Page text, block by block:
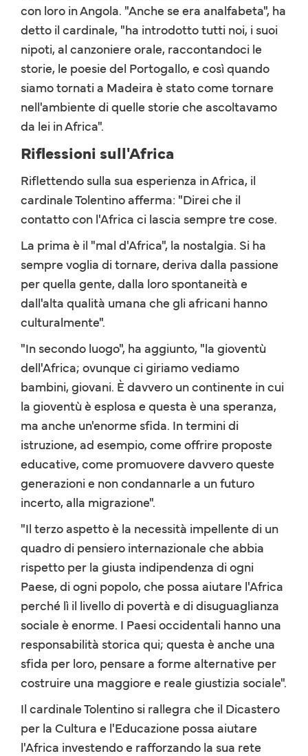
con loro in Angola. "Anche se era analfabeta", ha
detto il cardinale, "ha introdotto tutti noi, i suoi
nipoti, al canzoniere orale, raccontandoci le
storie, le poesie del Portogallo, e così quando
siamo tornati a Madeira è stato come tornare
nell'ambiente di quelle storie che ascoltavamo
da lei in Africa".
Riflessioni sull'Africa
Riflettendo sulla sua esperienza in Africa, il
cardinale Tolentino afferma: "Direi che il
contatto con l'Africa ci lascia sempre tre cose.
La prima è il "mal d'Africa", la nostalgia. Si ha
sempre voglia di tornare, deriva dalla passione
per quella gente, dalla loro spontaneità e
dall'alta qualità umana che gli africani hanno
culturalmente".
"In secondo luogo", ha aggiunto, "la gioventù
dell'Africa; ovunque ci giriamo vediamo
bambini, giovani. È davvero un continente in cui
la gioventù è esplosa e questa è una speranza,
ma anche un'enorme sfida. In termini di
istruzione, ad esempio, come offrire proposte
educative, come promuovere davvero queste
generazioni e non condannarle a un futuro
incerto, alla migrazione".
"Il terzo aspetto è la necessità impellente di un
quadro di pensiero internazionale che abbia
rispetto per la giusta indipendenza di ogni
Paese, di ogni popolo, che possa aiutare l'Africa
perché lì il livello di povertà e di disuguaglianza
sociale è enorme. I Paesi occidentali hanno una
responsabilità storica qui; questa è anche una
sfida per loro, pensare a forme alternative per
costruire una maggiore e reale giustizia sociale".
Il cardinale Tolentino si rallegra che il Dicastero
per la Cultura e l'Educazione possa aiutare
l'Africa investendo e rafforzando la sua rete